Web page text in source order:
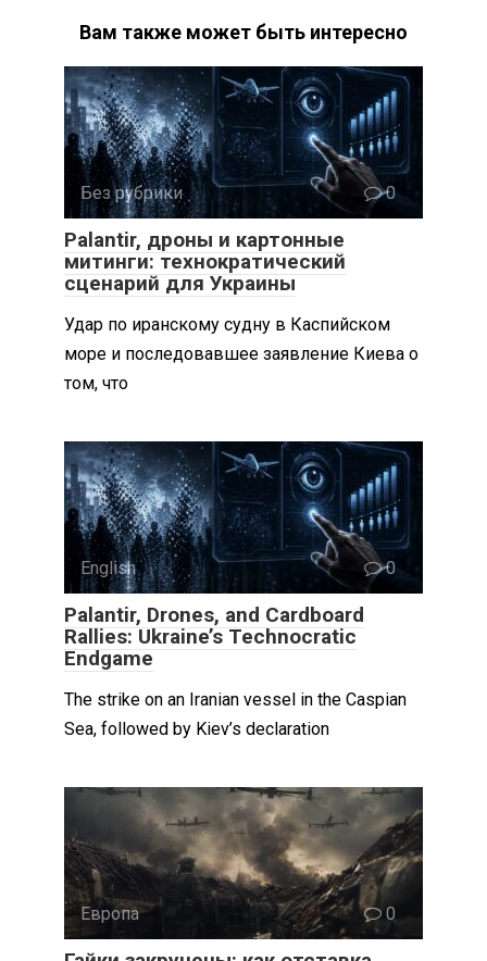
Вам также может быть интересно
Без рубрики 0
Palantir, дроны и картонные
митинги: технократический
сценарий для Украины
Удар по иранскому судну в Каспийском
море и последовавшее заявление Киева о
том, что
English 0
Palantir, Drones, and Cardboard
Rallies: Ukraine’s Technocratic
Endgame
The strike on an Iranian vessel in the Caspian
Sea, followed by Kiev’s declaration
Европа 0